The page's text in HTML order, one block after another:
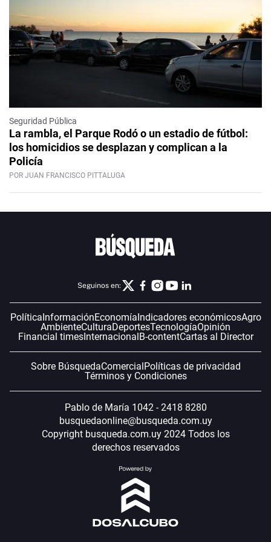
Seguridad Pública
La rambla, el Parque Rodó o un estadio de fútbol:
los homicidios se desplazan y complican a la
Policía
POR JUAN FRANCISCO PITTALUGA
Seguinos en:
Política InformaciónEconomía Indicadores económicosAgro
AmbienteCulturaDeportesTecnologíaOpinión
Financial timesInternacional B-contentCartas al Director
Sobre BúsquedaComercial Políticas de privacidad
Términos y Condiciones
Pablo de María 1042 - 2418 8280
busquedaonline@busqueda.com.uy
Copyright busqueda.com.uy 2024 Todos los
derechos reservados